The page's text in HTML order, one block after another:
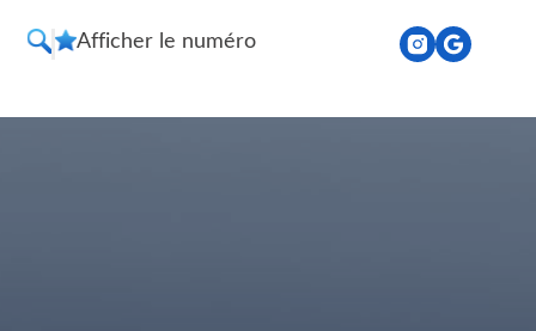
Recherche
Liste
Afficher le numéro